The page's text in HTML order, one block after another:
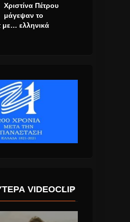
Χριστίνα Πέτρου
μάγεψαν το
με… ελληνικά
VIDEOCLIP